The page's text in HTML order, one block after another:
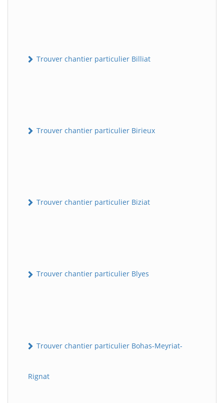
Trouver chantier particulier Billiat
Trouver chantier particulier Birieux
Trouver chantier particulier Biziat
Trouver chantier particulier Blyes
Trouver chantier particulier Bohas-Meyriat-
Rignat